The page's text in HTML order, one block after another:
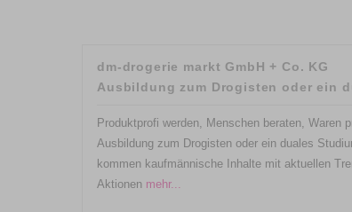
dm-drogerie markt GmbH + Co. KG
Ausbildung zum Drogisten oder ein
Produktprofi werden, Menschen beraten, Waren
Ausbildung zum Drogisten oder ein duales
kommen kaufmännische Inhalte mit aktuellen
Aktionen mehr...